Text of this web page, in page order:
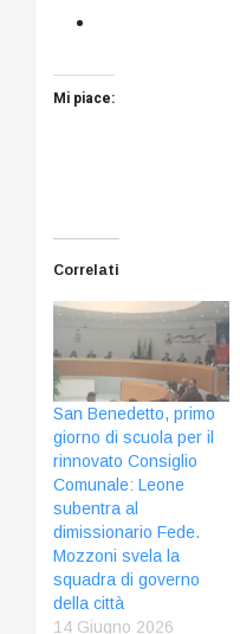
Mi piace:
Correlati
San Benedetto, primo
giorno di scuola per il
rinnovato Consiglio
Comunale: Leone
subentra al
dimissionario Fede.
Mozzoni svela la
squadra di governo
della città
14 Giugno 2026